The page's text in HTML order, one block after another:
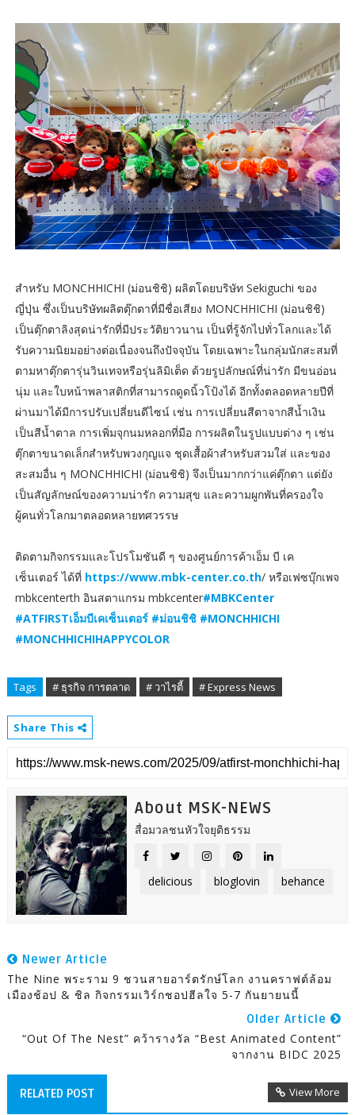
สำหรับ MONCHHICHI (ม่อนชิชิ) ผลิตโดยบริษัท Sekiguchi ของ
ญี่ปุ่น ซึ่งเป็นบริษัทผลิตตุ๊กตาที่มีชื่อเสียง MONCHHICHI (ม่อนชิชิ)
เป็นตุ๊กตาลิงสุดน่ารักที่มีประวัติยาวนาน เป็นที่รู้จักไปทั่วโลกและได้
รับความนิยมอย่างต่อเนื่องจนถึงปัจจุบัน โดยเฉพาะในกลุ่มนักสะสมที่
ตามหาตุ๊กตารุ่นวินเทจหรือรุ่นลิมิเต็ด ด้วยรูปลักษณ์ที่น่ารัก มีขนอ่อน
นุ่ม และใบหน้าพลาสติกที่สามารถดูดนิ้วโป้งได้ อีกทั้งตลอดหลายปีที่
ผ่านมาได้มีการปรับเปลี่ยนดีไซน์ เช่น การเปลี่ยนสีตาจากสีน้ำเงิน
เป็นสีน้ำตาล การเพิ่มจุกนมหลอกที่มือ การผลิตในรูปแบบต่าง ๆ เช่น
ตุ๊กตาขนาดเล็กสำหรับพวงกุญแจ ชุดเสื้อผ้าสำหรับสวมใส่ และของ
สะสมอื่น ๆ MONCHHICHI (ม่อนชิชิ) จึงเป็นมากกว่าแค่ตุ๊กตา แต่ยัง
เป็นสัญลักษณ์ของความน่ารัก ความสุข และความผูกพันที่ครองใจ
ผู้คนทั่วโลกมาตลอดหลายทศวรรษ
ติดตามกิจกรรมและโปรโมชันดี ๆ ของศูนย์การค้าเอ็ม บี เค
เซ็นเตอร์ ได้ที่ https://www.mbk-center.co.th/ หรือเฟซบุ๊กเพจ
mbkcenterth อินสตาแกรม mbkcenter#MBKCenter
#ATFIRSTเอ็มบีเคเซ็นเตอร์ #ม่อนชิชิ #MONCHHICHI
#MONCHHICHIHAPPYCOLOR
Tags # ธุรกิจ การตลาด # วาไรตี้ # Express News
Share This
About MSK-NEWS
สื่อมวลชนหัวใจยุติธรรม
delicious bloglovin behance
Newer Article
The Nine พระราม 9 ชวนสายอาร์ตรักษ์โลก งานคราฟต์ล้อม
เมืองช้อป & ชิล กิจกรรมเวิร์กชอปฮีลใจ 5-7 กันยายนนี้
Older Article
“Out Of The Nest” คว้ารางวัล “Best Animated Content”
จากงาน BIDC 2025
RELATED POST View More